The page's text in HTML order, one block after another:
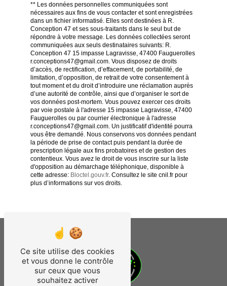
** Les données personnelles communiquées sont
nécessaires aux fins de vous contacter et sont enregistrées
dans un fichier informatisé. Elles sont destinées à R.
Conception 47 et ses sous-traitants dans le seul but de
répondre à votre message. Les données collectées seront
communiquées aux seuls destinataires suivants: R.
Conception 47 15 impasse Lagravisse, 47400 Fauguerolles
r.conceptions47@gmail.com. Vous disposez de droits
d’accès, de rectification, d’effacement, de portabilité, de
limitation, d’opposition, de retrait de votre consentement à
tout moment et du droit d’introduire une réclamation auprès
d’une autorité de contrôle, ainsi que d’organiser le sort de
vos données post-mortem. Vous pouvez exercer ces droits
par voie postale à l'adresse 15 impasse Lagravisse, 47400
Fauguerolles ou par courrier électronique à l'adresse
r.conceptions47@gmail.com. Un justificatif d'identité pourra
vous être demandé. Nous conservons vos données pendant
la période de prise de contact puis pendant la durée de
prescription légale aux fins probatoires et de gestion des
contentieux. Vous avez le droit de vous inscrire sur la liste
d'opposition au démarchage téléphonique, disponible à
cette adresse: Bloctel.gouv.fr. Consultez le site cnil.fr pour
plus d’informations sur vos droits.
Ce site utilise des cookies
et vous donne le contrôle
sur ceux que vous
souhaitez activer